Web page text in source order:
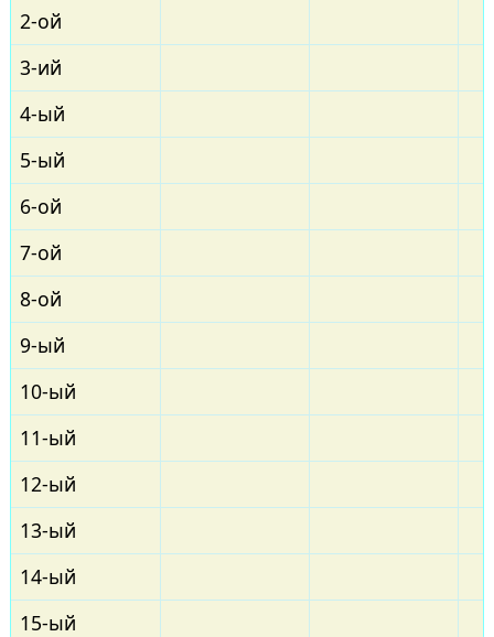
2-ой
3-ий
4-ый
5-ый
6-ой
7-ой
8-ой
9-ый
10-ый
11-ый
12-ый
13-ый
14-ый
15-ый